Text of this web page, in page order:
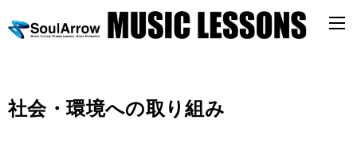
社会・環境への取り組み